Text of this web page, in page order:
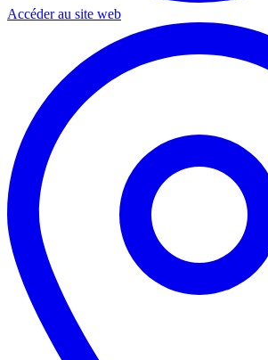
Accéder au site web